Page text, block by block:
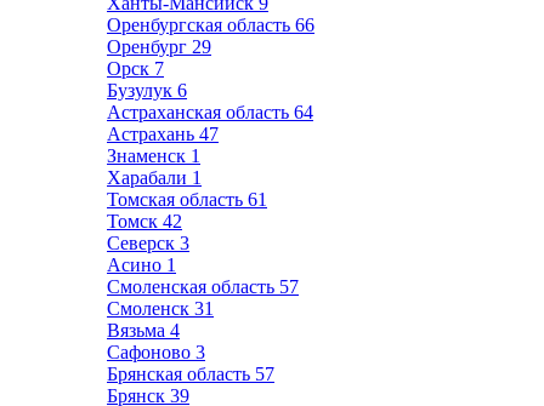
Оренбургская область 66
Оренбург 29
Орск 7
Бузулук 6
Астраханская область 64
Астрахань 47
Знаменск 1
Харабали 1
Томская область 61
Томск 42
Северск 3
Асино 1
Смоленская область 57
Смоленск 31
Вязьма 4
Сафоново 3
Брянская область 57
Брянск 39